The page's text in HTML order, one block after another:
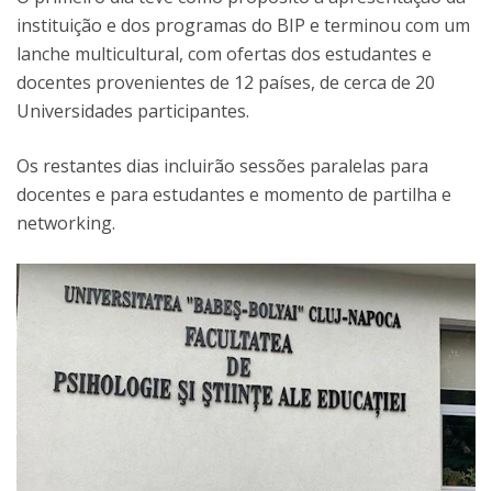
instituição e dos programas do BIP e terminou com um
lanche multicultural, com ofertas dos estudantes e
docentes provenientes de 12 países, de cerca de 20
Universidades participantes.
Os restantes dias incluirão sessões paralelas para
docentes e para estudantes e momento de partilha e
networking.